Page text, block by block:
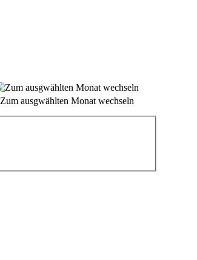
Zum ausgwählten Monat wechseln